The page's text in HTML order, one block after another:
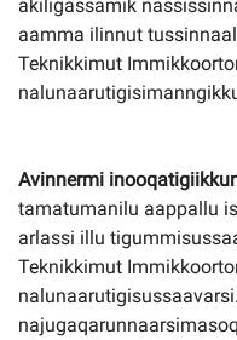
akiligassamik
aamma ilinnut
Teknikkimut
Avinnermi
tamatumanilu aappallu
arlassi illu
Teknikkimut